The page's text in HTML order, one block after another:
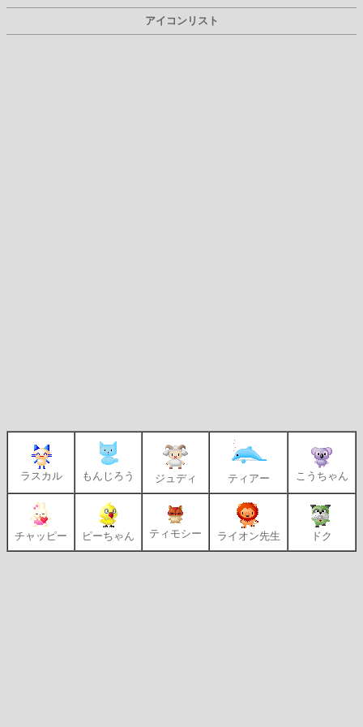
アイコンリスト
ラスカル もんじろう ジュディ ティアー こうちゃん
チャッピー ピーちゃん ティモシー ライオン先生 ドク